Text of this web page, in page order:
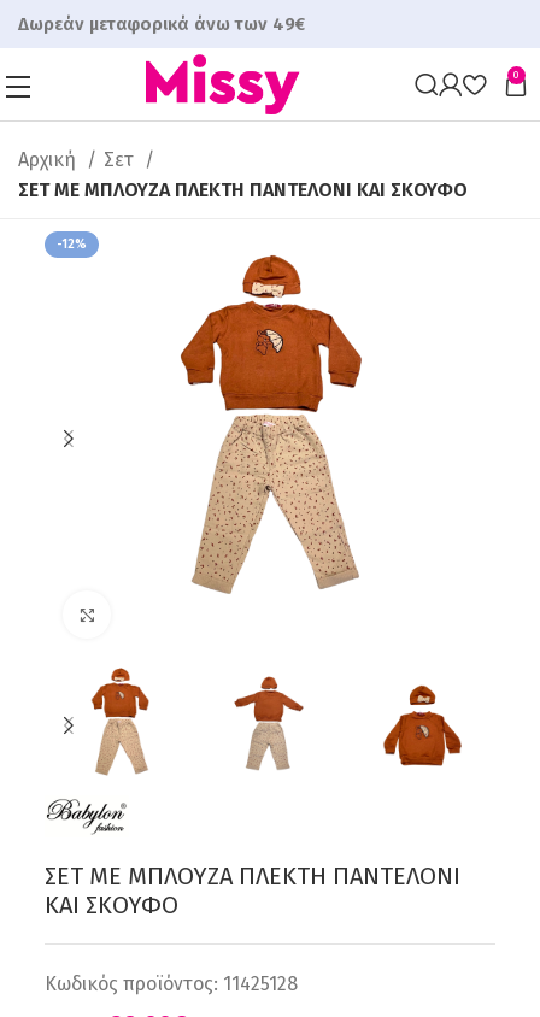
Δωρεάν μεταφορικά άνω των 49€
0
Αρχική
Σετ
ΣΕΤ ΜΕ ΜΠΛΟΥΖΑ ΠΛΕΚΤΗ ΠΑΝΤΕΛΟΝΙ ΚΑΙ ΣΚΟΥΦΟ
-12%
ΣΕΤ ΜΕ ΜΠΛΟΥΖΑ ΠΛΕΚΤΗ ΠΑΝΤΕΛΟΝΙ
ΚΑΙ ΣΚΟΥΦΟ
Κωδικός προϊόντος: 11425128